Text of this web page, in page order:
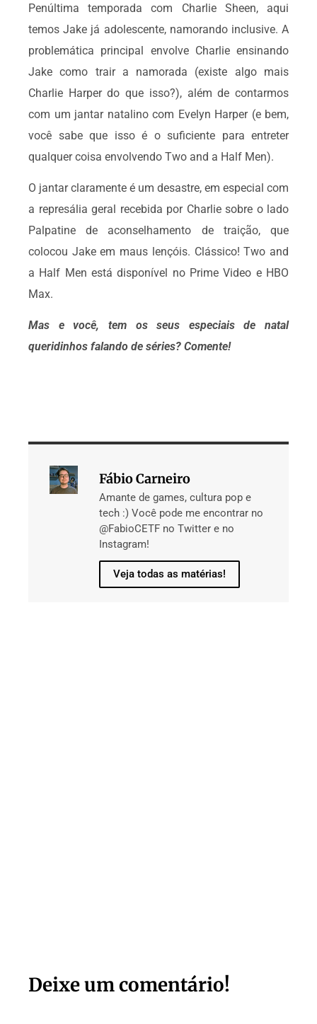
Penúltima temporada com Charlie Sheen, aqui
temos Jake já adolescente, namorando inclusive. A
problemática principal envolve Charlie ensinando
Jake como trair a namorada (existe algo mais
Charlie Harper do que isso?), além de contarmos
com um jantar natalino com Evelyn Harper (e bem,
você sabe que isso é o suficiente para entreter
qualquer coisa envolvendo Two and a Half Men).
O jantar claramente é um desastre, em especial com
a represália geral recebida por Charlie sobre o lado
Palpatine de aconselhamento de traição, que
colocou Jake em maus lençóis. Clássico! Two and
a Half Men está disponível no Prime Video e HBO
Max.
Mas e você, tem os seus especiais de natal
queridinhos falando de séries? Comente!
Fábio Carneiro
Amante de games, cultura pop e
tech :) Você pode me encontrar no
@FabioCETF no Twitter e no
Instagram!
Veja todas as matérias!
Deixe um comentário!